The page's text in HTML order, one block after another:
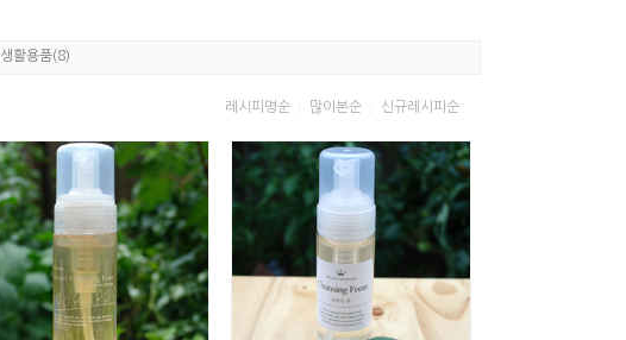
생활용품(8)
레시피명순 많이본순 신규레시피순